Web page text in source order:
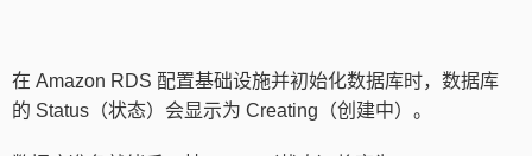
在 Amazon RDS 配置基础设施并初始化数据库时，数据库
的 Status（状态）会显示为 Creating（创建中）。